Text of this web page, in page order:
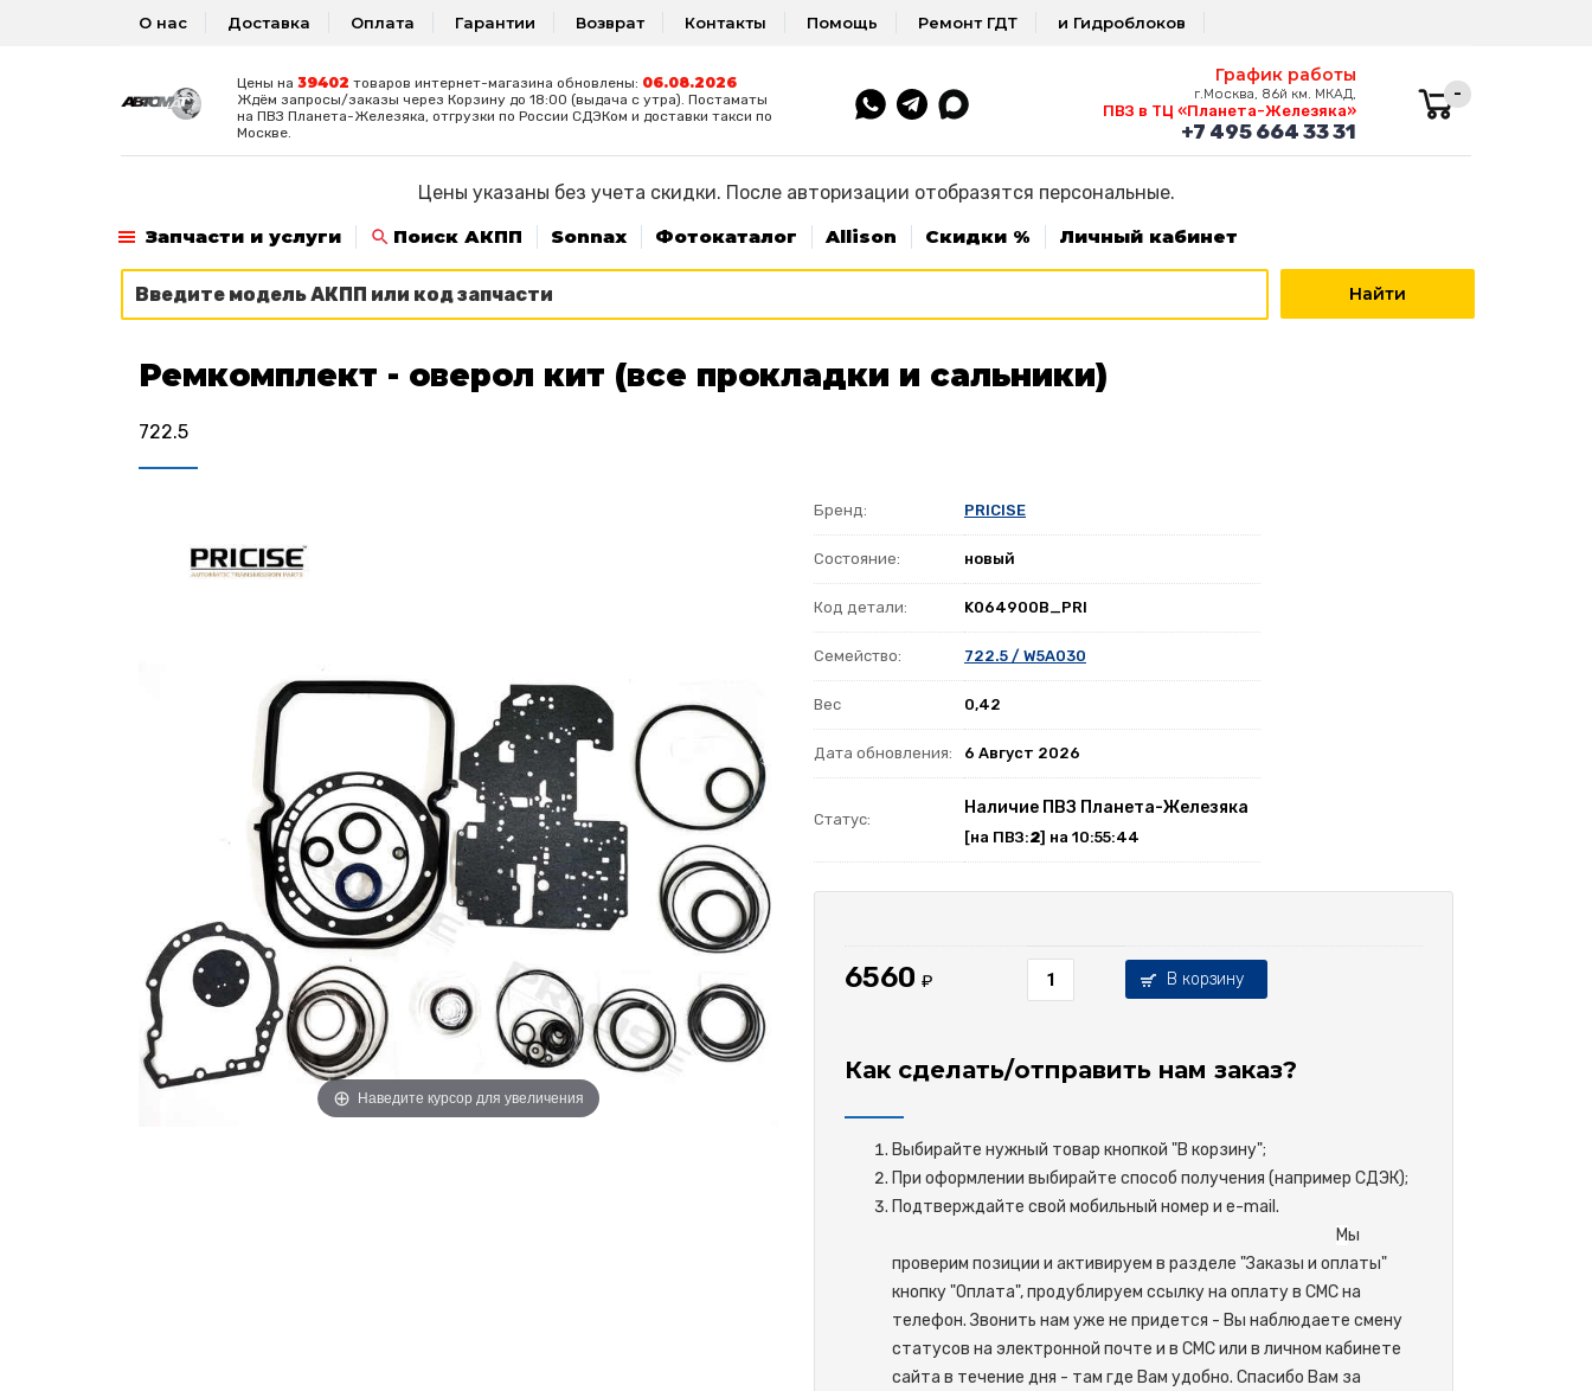
О нас Доставка Оплата Гарантии Возврат Контакты Помощь Ремонт ГДТ и Гидроблоков
Цены на 39402 товаров интернет-магазина обновлены: 06.08.2026
Ждём запросы/заказы через Корзину до 18:00 (выдача с утра). Постаматы
на ПВЗ Планета-Железяка, отгрузки по России СДЭКом и доставки такси по
Москве.
График работы
г.Москва, 86й км. МКАД,
ПВЗ в ТЦ «Планета-Железяка»
+7 495 664 33 31
-
Цены указаны без учета скидки. После авторизации отобразятся персональные.
Запчасти и услуги
Поиск АКПП Sonnax Фотокаталог Allison Скидки % Личный кабинет
Ремкомплект - оверол кит (все прокладки и сальники)
722.5
Наведите курсор для увеличения
Бренд: PRICISE
Состояние: новый
Код детали: K064900B_PRI
Семейство: 722.5 / W5A030
Вес 0,42
Дата обновления: 6 Август 2026
Статус:
Наличие ПВЗ Планета-Железяка
[на ПВЗ:2] на 10:55:44
6560 ₽ В корзину
Как сделать/отправить нам заказ?
Выбирайте нужный товар кнопкой "В корзину";
При оформлении выбирайте способ получения (например СДЭК);
Подтверждайте свой мобильный номер и e-mail.
Мы
проверим позиции и активируем в разделе "Заказы и оплаты"
кнопку "Оплата", продублируем ссылку на оплату в СМС на
телефон. Звонить нам уже не придется - Вы наблюдаете смену
статусов на электронной почте и в СМС или в личном кабинете
сайта в течение дня - там где Вам удобно. Спасибо Вам за